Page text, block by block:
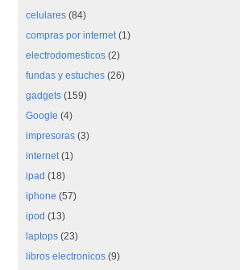
celulares (84)
compras por internet(1)
electrodomesticos (2)
fundas y estuches (26)
gadgets (159)
Google (4)
impresoras (3)
internet(1)
ipad (18)
iphone (57)
ipod (13)
laptops (23)
libros electronicos (9)